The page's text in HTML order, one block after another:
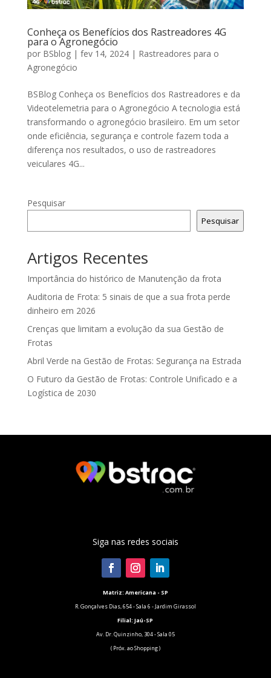
Conheça os Benefícios dos Rastreadores 4G
para o Agronegócio
por BSblog| fev 14, 2024| Rastreadores para o
Agronegócio
BSBlog Conheça os Benefícios dos Rastreadores e da
Videotelemetria para o Agronegócio A tecnologia está
transformando o agronegócio brasileiro. Em um setor
onde eficiência, segurança e controle fazem toda a
diferença nos resultados, o uso de rastreadores
veiculares 4G...
Pesquisar
Pesquisar
Artigos Recentes
Importância do histórico de Manutenção da frota
Auditoria de Frota: 5 sinais de que a sua frota perde
dinheiro em 2026
Crenças que limitam a evolução da sua Gestão de
Frotas
Abril Verde na Gestão de Frotas: Segurança na Estrada
O Futuro da Gestão de Frotas: Controle Unificado e a
Logística de 2030
Siga nas redes sociais
Matriz: Americana - SP
R. Gonçalves Dias, 654 - Sala 6 - Jardim Girassol
Filial: Jaú-SP
Av. Dr. Quinzinho, 304 - Sala 05
( Próx. ao Shopping )